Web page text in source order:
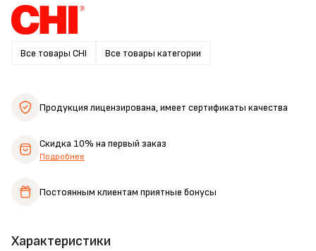
Все товары CHI Все товары категории
Характеристики
Продукция лицензирована,имеет сертификаты качества
Скидка 10% на первый заказ
Подробнее
Постоянным клиентам приятные бонусы